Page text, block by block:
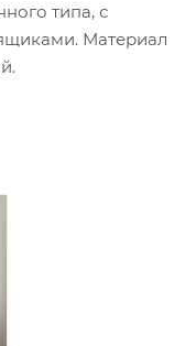
типа, с
Материал